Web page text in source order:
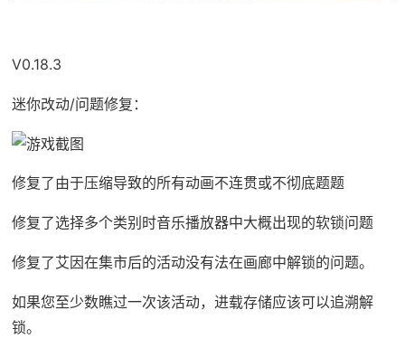
V0.18.3
迷你改动/问题修复：
修复了由于压缩导致的所有动画不连贯或不彻底题题
修复了选择多个类别时音乐播放器中大概出现的软锁问题
修复了艾因在集市后的活动没有法在画廊中解锁的问题。
如果您至少数瞧过一次该活动，进载存储应该可以追溯解
锁。